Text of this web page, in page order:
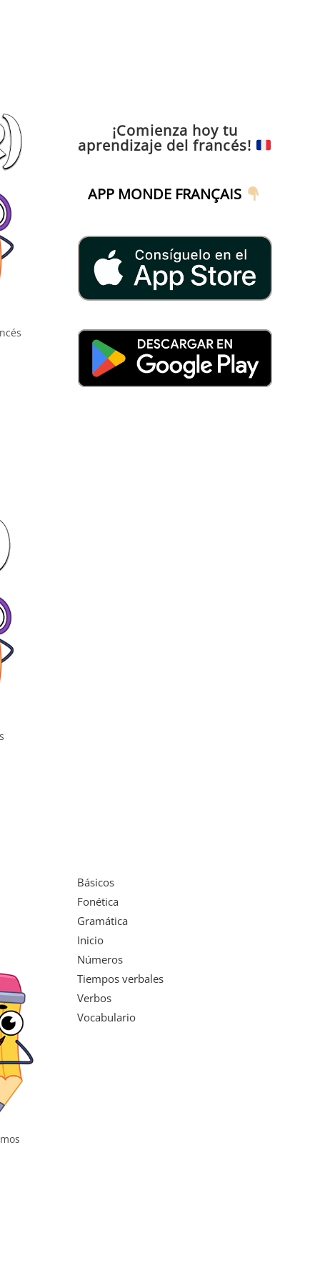
¡Comienza hoy tu
aprendizaje del francés!
APP MONDE FRANÇAIS
Básicos
Fonética
Gramática
Inicio
Números
Tiempos verbales
Verbos
Vocabulario